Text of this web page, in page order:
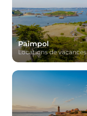
Paimpol
Locations de vacances